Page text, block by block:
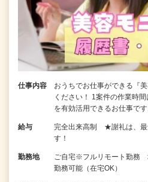
仕事内容
おうちでお仕事ができる『
ください！ 1案件の作業時
を有効活用できるお仕事で
給与
完全出来高制 ★謝礼は、最
す！
勤務地
ご自宅※フルリモート勤務
勤務可能（在宅OK）